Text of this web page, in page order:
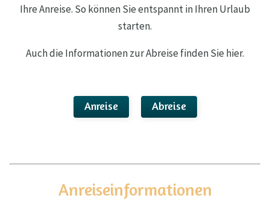
Ihre Anreise. So können Sie entspannt in Ihren Urlaub
starten.
Auch die Informationen zur Abreise finden Sie hier.
Anreise Abreise
Anreiseinformationen